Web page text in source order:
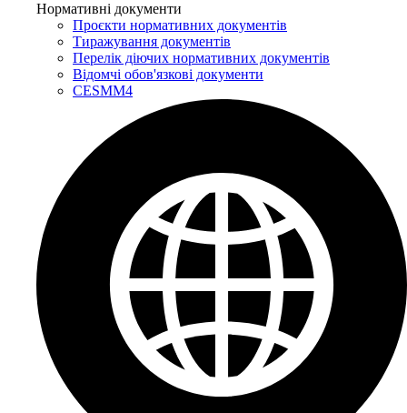
Нормативні документи
Проєкти нормативних документів
Тиражування документів
Перелік діючих нормативних документів
Відомчі обов'язкові документи
CESMM4